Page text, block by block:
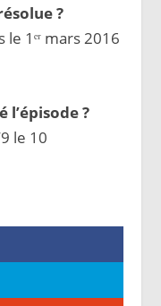
?
1ᵉʳ mars 2016
l’épisode ?
le 10